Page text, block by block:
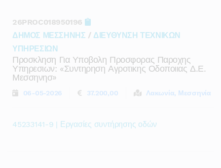
26PROC018950196
ΔΗΜΟΣ ΜΕΣΣΗΝΗΣ / ΔΙΕΥΘΥΝΣΗ ΤΕΧΝΙΚΩΝ
ΥΠΗΡΕΣΙΩΝ
Προσκληση Για Υποβολη Προσφορας Παροχης
Υπηρεσιων: «συντηρηση Αγροτικης Οδοποιιας Δ.ε.
Μεσσηνησ»
06-05-2026 37.200,00 Λακωνία, Μεσσηνία
45233141-9 | Εργασίες συντήρησης οδών